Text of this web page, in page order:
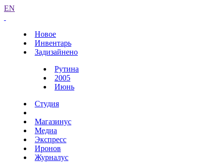
EN
Новое
Инвентарь
Задизайнено
Рутина
2005
Июнь
Студия
Магазинус
Медиа
Экспресс
Иронов
Журналус